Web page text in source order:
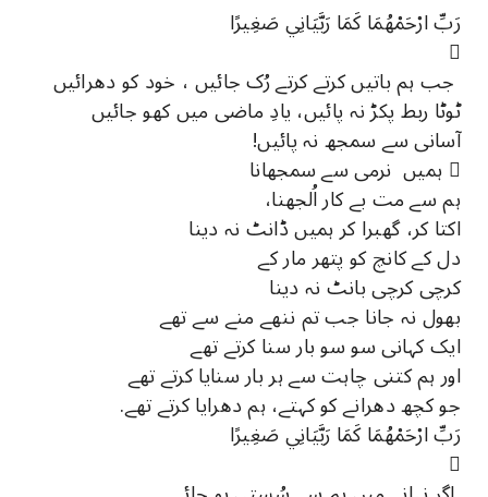
رَبِّ ارْحَمْهُمَا كَمَا رَبَّيَانِي صَغِيرًا

جب ہم باتیں کرتے کرتے رُک جائیں ، خود کو دھرائیں
ٹوٹا ربط پکڑ نہ پائیں، یادِ ماضی میں کھو جائیں
آسانی سے سمجھ نہ پائیں!
 ہمیں نرمی سے سمجھانا
ہم سے مت بے کار اُلجھنا،
اکتا کر، گھبرا کر ہمیں ڈانٹ نہ دینا
دل کے کانچ کو پتھر مار کے
کرچی کرچی بانٹ نہ دینا
بھول نہ جانا جب تم ننھے منے سے تھے
ایک کہانی سو سو بار سنا کرتے تھے
اور ہم کتنی چاہت سے ہر بار سنایا کرتے تھے
جو کچھ دھرانے کو کہتے، ہم دھرایا کرتے تھے.
رَبِّ ارْحَمْهُمَا كَمَا رَبَّيَانِي صَغِيرًا
